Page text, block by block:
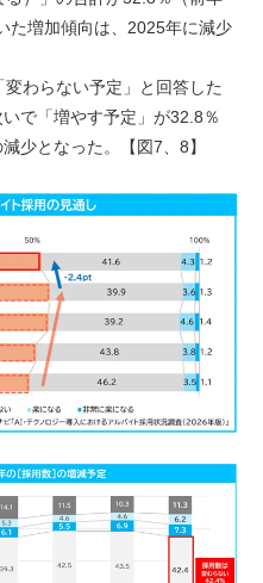
た増加傾向は、2025年に減少
わらない予定」と回答した
で「増やす予定」が32.8％
少となった。【図7、8】